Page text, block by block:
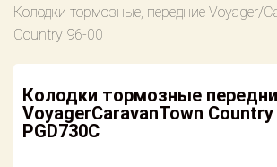
Доставка
Оплата
Возврат
Поставщикам
Каталог для
американских
Онлайн каталоги
- любые
запчасти
Колодки тормозные, передние Voyager/
Country 96-00
Колодки тормозные
VoyagerCaravanTown
PGD730C